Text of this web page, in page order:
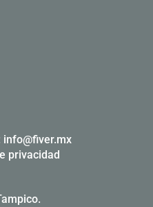
info@fiver.mx
privacidad